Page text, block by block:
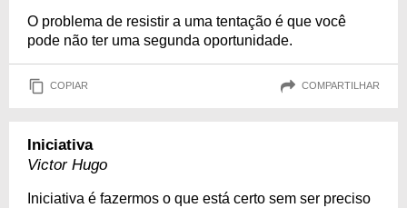
O problema de resistir a uma tentação é que você
pode não ter uma segunda oportunidade.
COPIAR COMPARTILHAR
Iniciativa
Victor Hugo
Iniciativa é fazermos o que está certo sem ser preciso